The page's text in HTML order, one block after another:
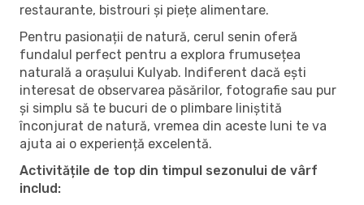
restaurante, bistrouri și piețe alimentare.
Pentru pasionații de natură, cerul senin oferă
fundalul perfect pentru a explora frumusețea
naturală a orașului Kulyab. Indiferent dacă ești
interesat de observarea păsărilor, fotografie sau pur
și simplu să te bucuri de o plimbare liniștită
înconjurat de natură, vremea din aceste luni te va
ajuta ai o experiență excelentă.
Activitățile de top din timpul sezonului de vârf
includ: